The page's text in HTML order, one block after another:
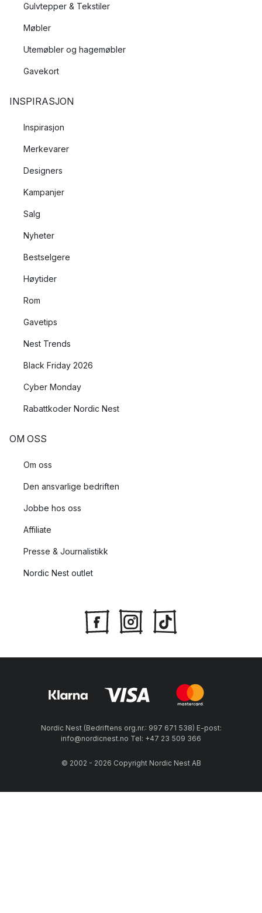
Gulvtepper & Tekstiler
Møbler
Utemøbler og hagemøbler
Gavekort
INSPIRASJON
Inspirasjon
Merkevarer
Designers
Kampanjer
Salg
Nyheter
Bestselgere
Høytider
Rom
Gavetips
Nest Trends
Black Friday 2026
Cyber Monday
Rabattkoder Nordic Nest
OM OSS
Om oss
Den ansvarlige bedriften
Jobbe hos oss
Affiliate
Presse & Journalistikk
Nordic Nest outlet
Nordic Nest (Bedriftens org.nr.: 997 671 538) E-post:
info@nordicnest.no Tel: +47 23 509 366
© 2002 - 2026 Copyright Nordic Nest AB